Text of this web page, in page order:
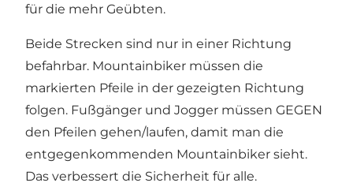
für die mehr Geübten.
Beide Strecken sind nur in einer Richtung
befahrbar. Mountainbiker müssen die
markierten Pfeile in der gezeigten Richtung
folgen. Fußgänger und Jogger müssen GEGEN
den Pfeilen gehen/laufen, damit man die
entgegenkommenden Mountainbiker sieht.
Das verbessert die Sicherheit für alle.